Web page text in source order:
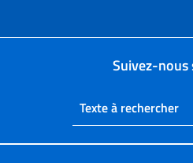
Suivez-nous
Ricerca
Rechercher dans le site